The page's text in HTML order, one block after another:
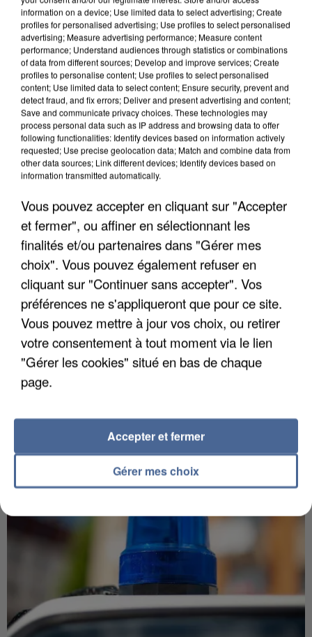
6 août 2026
Une touriste de l’Oise emportée par une coulée de
boue en Haute-Savoie
Son corps a été retrouvé à cinq kilomètres de là.
5 août 2026
L’un des fondateurs supposés de la DZ Mafia
interpellé en Algérie
France.
information on a device; Use limited data to select advertising; Create
profiles for personalised advertising; Use profiles to select personalised
advertising; Measure advertising performance; Measure content
performance; Understand audiences through statistics or combinations
of data from different sources; Develop and improve services; Create
profiles to personalise content; Use profiles to select personalised
content; Use limited data to select content; Ensure security, prevent and
detect fraud, and fix errors; Deliver and present advertising and content;
Save and communicate privacy choices. These technologies may
process personal data such as IP address and browsing data to offer
following functionalities: Identify devices based on information actively
requested; Use precise geolocation data; Match and combine data from
other data sources; Link different devices; Identify devices based on
information transmitted automatically.
Vous pouvez accepter en cliquant sur "Accepter
et fermer", ou affiner en sélectionnant les
finalités et/ou partenaires dans "Gérer mes
choix". Vous pouvez également refuser en
cliquant sur "Continuer sans accepter". Vos
préférences ne s'appliqueront que pour ce site.
Vous pouvez mettre à jour vos choix, ou retirer
votre consentement à tout moment via le lien
"Gérer les cookies" situé en bas de chaque
page.
Gérer mes choix
Accepter et fermer